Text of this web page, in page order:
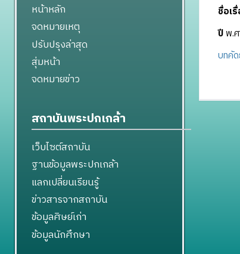
ชื่อเ
ปีพ.
บทคั
หน้าหลัก
จดหมายเหตุ
ปรับปรุงล่าสุด
สุ่มหน้า
จดหมายข่าว
สถาบันพระปกเกล้า
เว็บไซต์สถาบัน
ฐานข้อมูลพระปกเกล้า
แลกเปลี่ยนเรียนรู้
ข่าวสารจากสถาบัน
ข้อมูลศิษย์เก่า
ข้อมูลนักศึกษา